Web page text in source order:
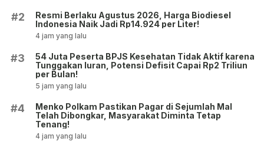
#2
Resmi Berlaku Agustus 2026, Harga Biodiesel
Indonesia Naik Jadi Rp14.924 per Liter!
4 jam yang lalu
#3
54 Juta Peserta BPJS Kesehatan Tidak Aktif karena
Tunggakan Iuran, Potensi Defisit Capai Rp2 Triliun
per Bulan!
5 jam yang lalu
#4
Menko Polkam Pastikan Pagar di Sejumlah Mal
Telah Dibongkar, Masyarakat Diminta Tetap
Tenang!
4 jam yang lalu